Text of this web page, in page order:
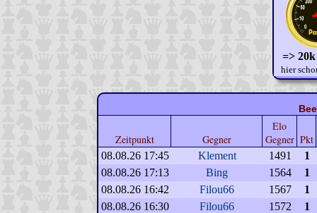
=>
hier
Zeitpunkt Gegner
Elo
Gegner Pkt
08.08.26 17:45 Klement 1491
1
08.08.26 17:13
Bing 1564
1
08.08.26 16:42
Filou66 1567
1
08.08.26 16:30
Filou66 1572
1